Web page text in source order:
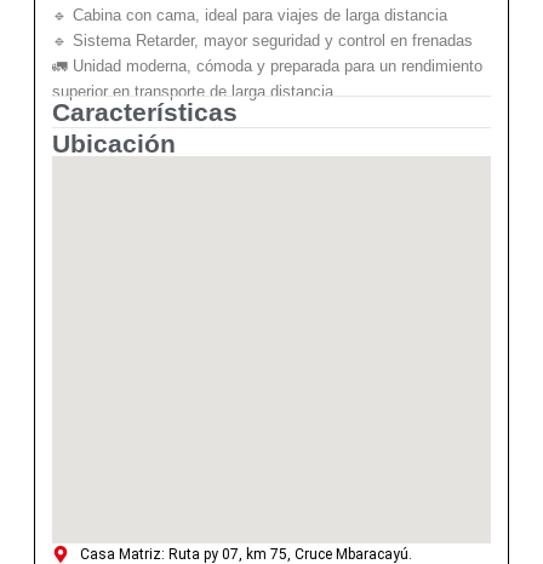
🔹 Cabina con cama, ideal para viajes de larga distancia
🔹 Sistema Retarder, mayor seguridad y control en frenadas
🚛 Unidad moderna, cómoda y preparada para un rendimiento
superior en transporte de larga distancia.
Características
Ubicación
Casa Matriz: Ruta py 07, km 75, Cruce Mbaracayú.